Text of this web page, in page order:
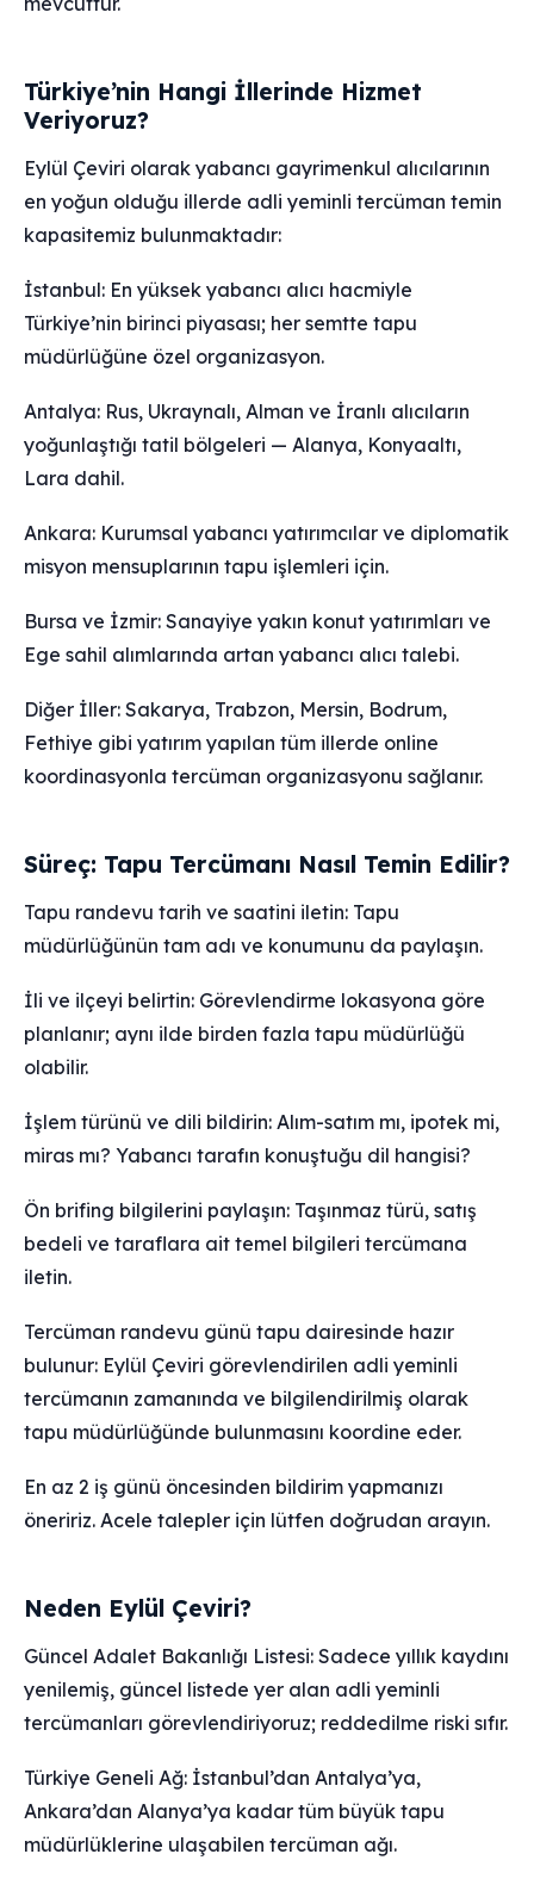
Türkiye’nin Hangi İllerinde Hizmet
Veriyoruz?
Eylül Çeviri olarak yabancı gayrimenkul alıcılarının
en yoğun olduğu illerde adli yeminli tercüman temin
kapasitemiz bulunmaktadır:
İstanbul: En yüksek yabancı alıcı hacmiyle
Türkiye’nin birinci piyasası; her semtte tapu
müdürlüğüne özel organizasyon.
Antalya: Rus, Ukraynalı, Alman ve İranlı alıcıların
yoğunlaştığı tatil bölgeleri — Alanya, Konyaaltı,
Lara dahil.
Ankara: Kurumsal yabancı yatırımcılar ve diplomatik
misyon mensuplarının tapu işlemleri için.
Bursa ve İzmir: Sanayiye yakın konut yatırımları ve
Ege sahil alımlarında artan yabancı alıcı talebi.
Diğer İller: Sakarya, Trabzon, Mersin, Bodrum,
Fethiye gibi yatırım yapılan tüm illerde online
koordinasyonla tercüman organizasyonu sağlanır.
Süreç: Tapu Tercümanı Nasıl Temin Edilir?
Tapu randevu tarih ve saatini iletin: Tapu
müdürlüğünün tam adı ve konumunu da paylaşın.
İli ve ilçeyi belirtin: Görevlendirme lokasyona göre
planlanır; aynı ilde birden fazla tapu müdürlüğü
olabilir.
İşlem türünü ve dili bildirin: Alım-satım mı, ipotek mi,
miras mı? Yabancı tarafın konuştuğu dil hangisi?
Ön brifing bilgilerini paylaşın: Taşınmaz türü, satış
bedeli ve taraflara ait temel bilgileri tercümana
iletin.
Tercüman randevu günü tapu dairesinde hazır
bulunur: Eylül Çeviri görevlendirilen adli yeminli
tercümanın zamanında ve bilgilendirilmiş olarak
tapu müdürlüğünde bulunmasını koordine eder.
En az 2 iş günü öncesinden bildirim yapmanızı
öneririz. Acele talepler için lütfen doğrudan arayın.
Neden Eylül Çeviri?
Güncel Adalet Bakanlığı Listesi: Sadece yıllık kaydını
yenilemiş, güncel listede yer alan adli yeminli
tercümanları görevlendiriyoruz; reddedilme riski sıfır.
Türkiye Geneli Ağ: İstanbul’dan Antalya’ya,
Ankara’dan Alanya’ya kadar tüm büyük tapu
müdürlüklerine ulaşabilen tercüman ağı.